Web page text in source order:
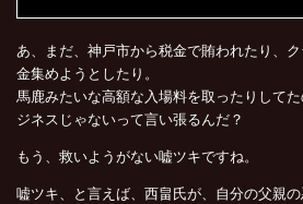
あ、まだ、神戸市から税金で賄われたり、
金集めようとしたり。
馬鹿みたいな高額な入場料を取ったりして
ジネスじゃないって言い張るんだ？
もう、救いようがない嘘ツキですね。
嘘ツキ、と言えば、西畠氏が、自分の父親